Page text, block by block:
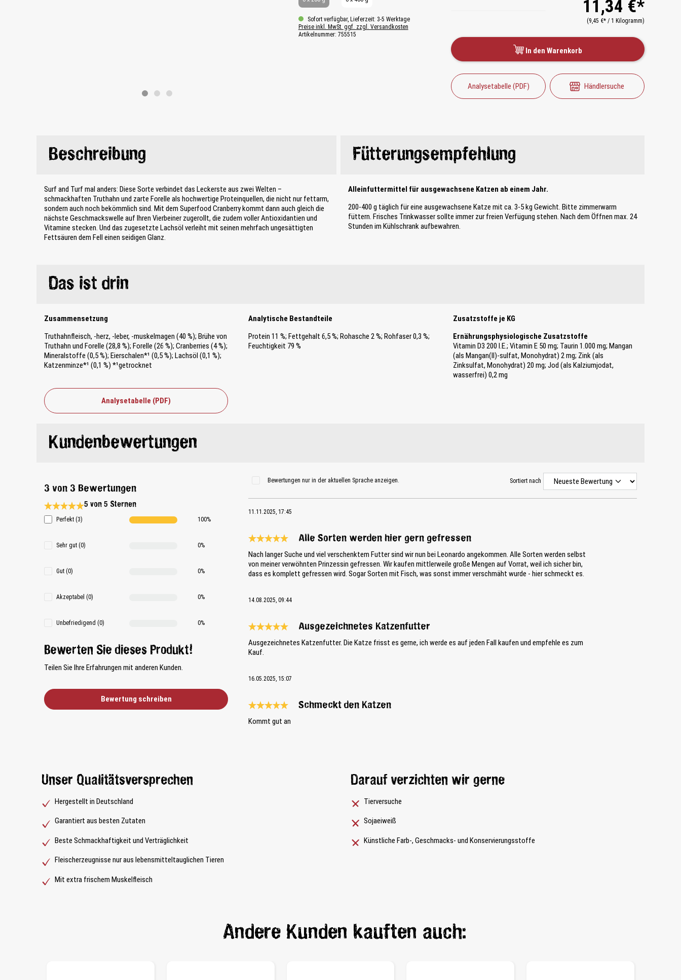
Sofort verfügbar, Lieferzeit: 3-5 Werktage
Preise inkl. MwSt. ggf. zzgl. Versandkosten
Artikelnummer: 755515
11,34 €*
(9,45 €* / 1 Kilogramm)
In den Warenkorb
Analysetabelle (PDF) Händlersuche
Beschreibung
Surf and Turf mal anders: Diese Sorte verbindet das Leckerste aus zwei Welten –
schmackhaften Truthahn und zarte Forelle als hochwertige Proteinquellen, die nicht nur fettarm,
sondern auch noch bekömmlich sind. Mit dem Superfood Cranberry kommt dann auch gleich die
nächste Geschmackswelle auf Ihren Vierbeiner zugerollt, die zudem voller Antioxidantien und
Vitamine stecken. Und das zugesetzte Lachsöl verleiht mit seinen mehrfach ungesättigten
Fettsäuren dem Fell einen seidigen Glanz.
Fütterungsempfehlung
Alleinfuttermittel für ausgewachsene Katzen ab einem Jahr.
200-400 g täglich für eine ausgewachsene Katze mit ca. 3-5 kg Gewicht. Bitte zimmerwarm
füttern. Frisches Trinkwasser sollte immer zur freien Verfügung stehen. Nach dem Öffnen max. 24
Stunden im Kühlschrank aufbewahren.
Das ist drin
Zusammensetzung
Truthahnfleisch, -herz, -leber, -muskelmagen (40 %); Brühe von
Truthahn und Forelle (28,8 %); Forelle (26 %); Cranberries (4 %);
Mineralstoffe (0,5 %); Eierschalen*¹ (0,5 %); Lachsöl (0,1 %);
Katzenminze*¹ (0,1 %) *¹getrocknet
Analytische Bestandteile
Protein 11 %; Fettgehalt 6,5 %; Rohasche 2 %; Rohfaser 0,3 %;
Feuchtigkeit 79 %
Zusatzstoffe je KG
Ernährungsphysiologische Zusatzstoffe
Vitamin D3 200 I.E.; Vitamin E 50 mg; Taurin 1.000 mg; Mangan
(als Mangan(II)-sulfat, Monohydrat) 2 mg; Zink (als
Zinksulfat, Monohydrat) 20 mg; Jod (als Kalziumjodat,
wasserfrei) 0,2 mg
Analysetabelle (PDF)
Kundenbewertungen
3 von 3 Bewertungen
Durchschnittliche Bewertung 5 von 5 Sternen
5 von 5 Sternen
Perfekt (3) 100%
Sehr gut (0) 0%
Gut (0) 0%
Akzeptabel (0) 0%
Unbefriedigend (0) 0%
Bewerten Sie dieses Produkt!
Teilen Sie Ihre Erfahrungen mit anderen Kunden.
Bewertung schreiben
Bewertungen nur in der aktuellen Sprache anzeigen. Sortiert nach
11.11.2025, 17:45
Alle Sorten werden hier gern gefressen
Nach langer Suche und viel verschenktem Futter sind wir nun bei Leonardo angekommen. Alle Sorten werden selbst
von meiner verwöhnten Prinzessin gefressen. Wir kaufen mittlerweile große Mengen auf Vorrat, weil ich sicher bin,
dass es komplett gefressen wird. Sogar Sorten mit Fisch, was sonst immer verschmäht wurde - hier schmeckt es.
14.08.2025, 09:44
Ausgezeichnetes Katzenfutter
Ausgezeichnetes Katzenfutter. Die Katze frisst es gerne, ich werde es auf jeden Fall kaufen und empfehle es zum
Kauf.
16.05.2025, 15:07
Schmeckt den Katzen
Kommt gut an
Unser Qualitätsversprechen
Hergestellt in Deutschland
Garantiert aus besten Zutaten
Beste Schmackhaftigkeit und Verträglichkeit
Fleischerzeugnisse nur aus lebensmitteltauglichen Tieren
Mit extra frischem Muskelfleisch
Darauf verzichten wir gerne
Tierversuche
Sojaeiweiß
Künstliche Farb-, Geschmacks- und Konservierungsstoffe
Andere Kunden kauften auch: